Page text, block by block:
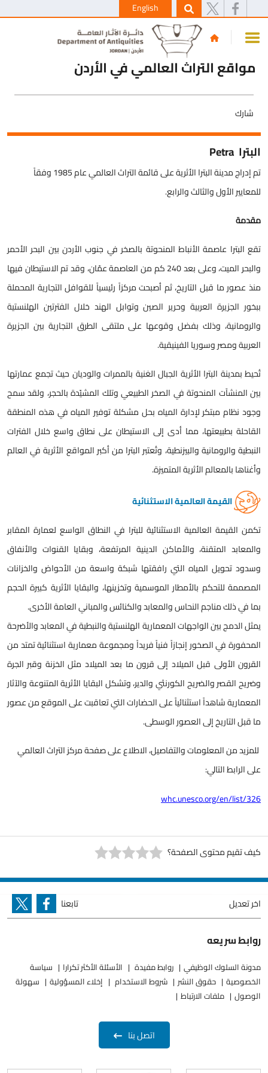
English
مواقع التراث العالمي في الأردن
شارك
البترا Petra
تم إدراج مدينة البترا الأثرية على قائمة التراث العالمي عام 1985 وفقاً
للمعايير الأول والثالث والرابع.
مقدمة
تقع البترا عاصمة الأنباط المنحوتة بالصخر في جنوب الأردن بين البحر الأحمر
والبحر الميت، وعلى بعد 240 كم من العاصمة عمّان، وقد تم الاستيطان فيها
منذ عصور ما قبل التاريخ، ثم أصبحت مركزاً رئيسياً للقوافل التجارية المحملة
ببخور الجزيرة العربية وحرير الصين وتوابل الهند خلال الفترتين الهلنستية
والرومانية، وذلك بفضل وقوعها على ملتقى الطرق التجارية بين الجزيرة
العربية ومصر وسوريا الفينيقية.
تُحيط بمدينة البترا الأثرية الجبال الغنية بالممرات والوديان حيث تجمع عمارتها
بين المنشآت المنحوتة في الصخر الطبيعي وتلك المشيّدة بالحجر، ولقد سمح
وجود نظام مبتكر لإدارة المياه بحل مشكلة توفير المياه في هذه المنطقة
القاحلة بطبيعتها، مما أدى إلى الاستيطان على نطاق واسع خلال الفترات
النبطية والرومانية والبيزنطية، وتُعتبر البترا من أكبر المواقع الأثرية في العالم
وأغناها بالمعالم الأثرية المتميزة.
القيمة العالمية الاستثنائية
تكمن القيمة العالمية الاستثنائية للبترا في النطاق الواسع لعمارة المقابر
والمعابد المتقنة، والأماكن الدينية المرتفعة، وبقايا القنوات والأنفاق
وسدود تحويل المياه التي رافقتها شبكة واسعة من الأحواض والخزانات
المصممة للتحكم بالأمطار الموسمية وتخزينها، والبقايا الأثرية كبيرة الحجم
بما في ذلك مناجم النحاس والمعابد والكنائس والمباني العامة الأخرى.
يمثل الدمج بين الواجهات المعمارية الهلنستية والنبطية في المعابد والأضرحة
المحفورة في الصخور إنجازاً فنياً فريداً ومجموعة معمارية استثنائية تمتد من
القرون الأولى قبل الميلاد إلى قرون ما بعد الميلاد مثل الخزنة وقبر الجرة
وضريح القصر والضريح الكورنثي والدير، وتشكل البقايا الأثرية المتنوعة والآثار
المعمارية شاهداً استثنائياً على الحضارات التي تعاقبت على الموقع من عصور
ما قبل التاريخ إلى العصور الوسطى.
للمزيد من المعلومات والتفاصيل، الاطلاع على صفحة مركز التراث العالمي
على الرابط التالي:
whc.unesco.org/en/list/326
كيف تقيم محتوى الصفحة؟
اخر تعديل تابعنا
روابط سريعه
مدونة السلوك الوظيفي روابط مفيدة الأسئلة الأكثر تكرارا
سياسة
الخصوصية
حقوق النشر شروط الاستخدام إخلاء المسؤولية
سهولة
الوصول
ملفات الارتباط
اتصل بنا